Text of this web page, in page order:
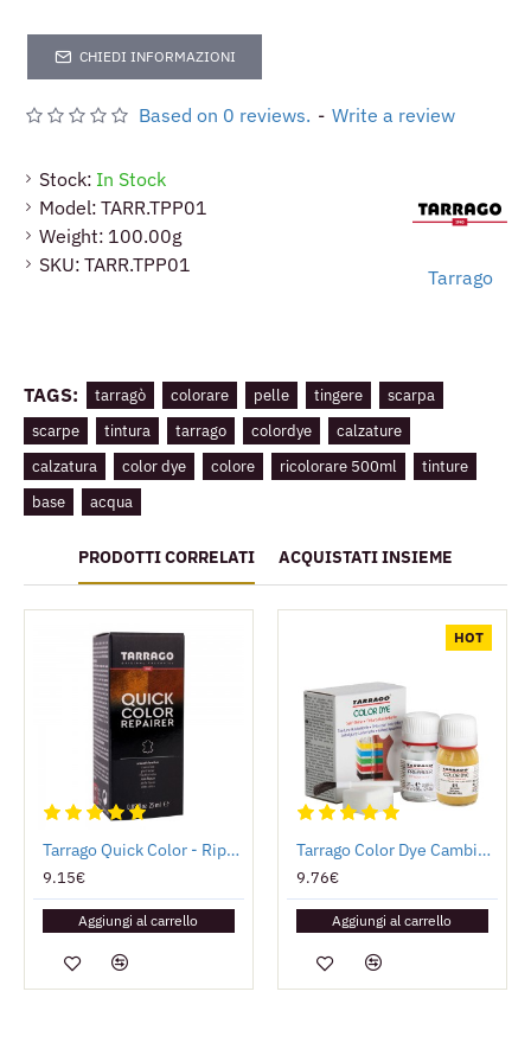
Stock: In Stock
Model: TARR.TPP01
Weight: 100.00g
SKU: TARR.TPP01
Tarrago
Based on 0 reviews. - Write a review
CHIEDI INFORMAZIONI
TAGS: tarragò colorare pelle tingere
scarpa
scarpe
tintura tarrago colordye
calzature
calzatura
color dye colore ricolorare 500ml
tinture
base
acqua
PRODOTTI CORRELATI ACQUISTATI INSIEME
Tarrago Quick Color - Riparatore
9.15€
Aggiungi al carrello
HOT
Tarrago Color Dye Cambia Colore
9.76€
Aggiungi al carrello